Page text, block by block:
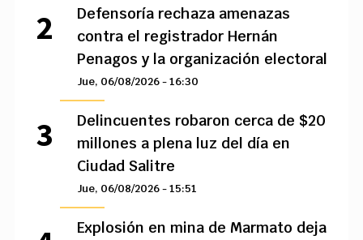
Defensoría rechaza amenazas
contra el registrador Hernán
Penagos y la organización electoral
Jue, 06/08/2026 - 16:30
Delincuentes robaron cerca de $20
millones a plena luz del día en
Ciudad Salitre
Jue, 06/08/2026 - 15:51
Explosión en mina de Marmato deja